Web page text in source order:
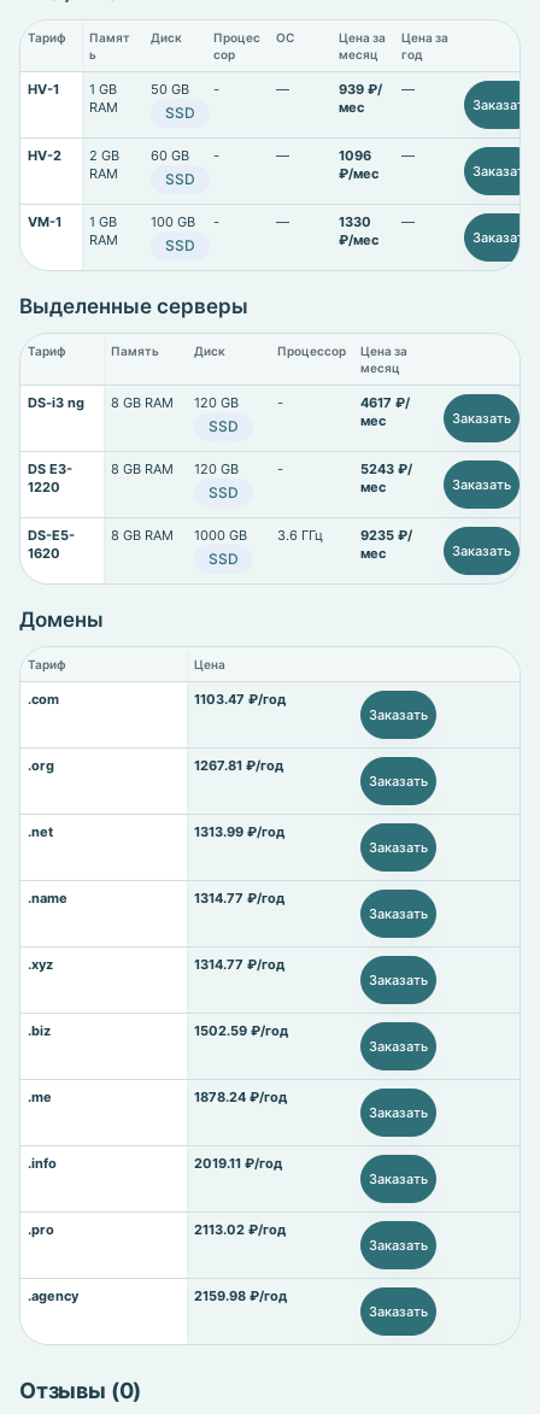
Тариф
Памят
ь
Диск
Процес
сор
ОС
Цена за
месяц
Цена за
год
HV-1
1 GB
RAM
50 GB
SSD
- —
939 ₽/
мес
—
Заказать
HV-2
2 GB
RAM
60 GB
SSD
- —
1096
₽/мес
—
Заказать
VM-1
1 GB
RAM
100 GB
SSD
- —
1330
₽/мес
—
Заказать
Выделенные серверы
Тариф Память Диск Процессор
Цена за
месяц
DS-i3 ng 8 GB RAM 120 GB
SSD
-
4617 ₽/
мес
Заказать
DS E3-
1220
8 GB RAM 120 GB
SSD
-
5243 ₽/
мес
Заказать
DS-E5-
1620
8 GB RAM 1000 GB
SSD
3.6 ГГц
9235 ₽/
мес
Заказать
Домены
Тариф Цена
.com
1103.47 ₽/год
Заказать
.org
1267.81 ₽/год
Заказать
.net
1313.99 ₽/год
Заказать
.name
1314.77 ₽/год
Заказать
.xyz
1314.77 ₽/год
Заказать
.biz
1502.59 ₽/год
Заказать
.me
1878.24 ₽/год
Заказать
.info
2019.11 ₽/год
Заказать
.pro
2113.02 ₽/год
Заказать
.agency
2159.98 ₽/год
Заказать
Отзывы (0)